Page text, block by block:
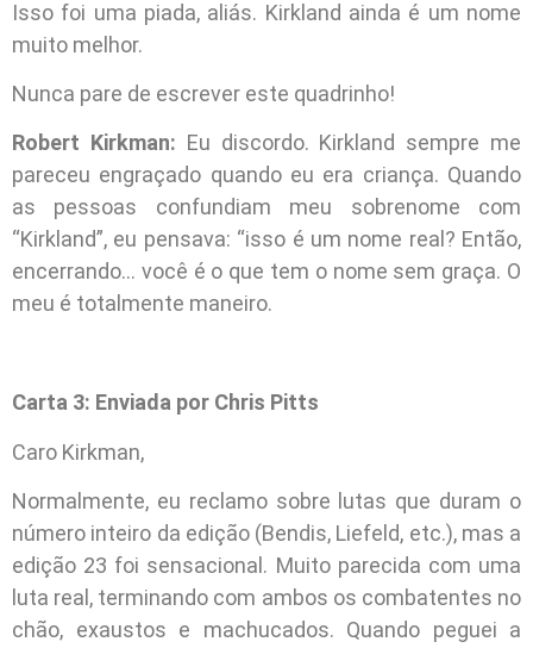
Isso foi uma piada, aliás. Kirkland ainda é um nome
muito melhor.
Nunca pare de escrever este quadrinho!
Robert Kirkman: Eu discordo. Kirkland sempre me
pareceu engraçado quando eu era criança. Quando
as pessoas confundiam meu sobrenome com
“Kirkland”, eu pensava: “isso é um nome real? Então,
encerrando… você é o que tem o nome sem graça. O
meu é totalmente maneiro.
Carta 3: Enviada por Chris Pitts
Caro Kirkman,
Normalmente, eu reclamo sobre lutas que duram o
número inteiro da edição (Bendis, Liefeld, etc.), mas a
edição 23 foi sensacional. Muito parecida com uma
luta real, terminando com ambos os combatentes no
chão, exaustos e machucados. Quando peguei a